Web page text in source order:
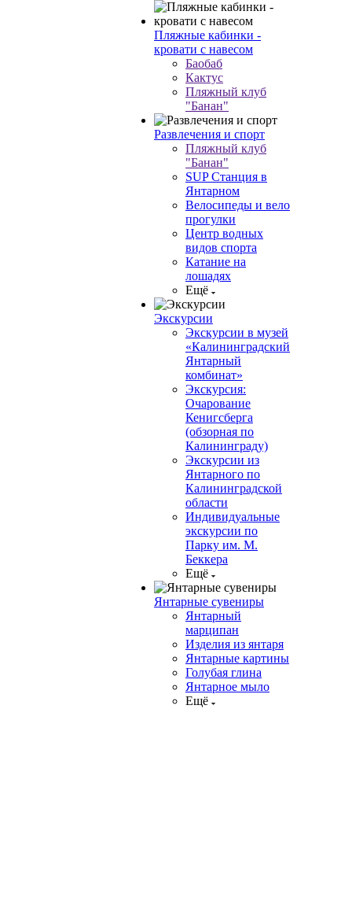
Пляжные кабинки -
кровати с навесом
Баобаб
Кактус
Пляжный клуб
"Банан"
Развлечения и спорт
Пляжный клуб
"Банан"
SUP Станция в
Янтарном
Велосипеды и вело
прогулки
Центр водных
видов спорта
Катание на
лошадях
Ещё
Экскурсии
Экскурсии в музей
«Калининградский
Янтарный
комбинат»
Экскурсия:
Очарование
Кенигсберга
(обзорная по
Калининграду)
Экскурсии из
Янтарного по
Калининградской
области
Индивидуальные
экскурсии по
Парку им. М.
Беккера
Ещё
Янтарные сувениры
Янтарный
марципан
Изделия из янтаря
Янтарные картины
Голубая глина
Янтарное мыло
Ещё